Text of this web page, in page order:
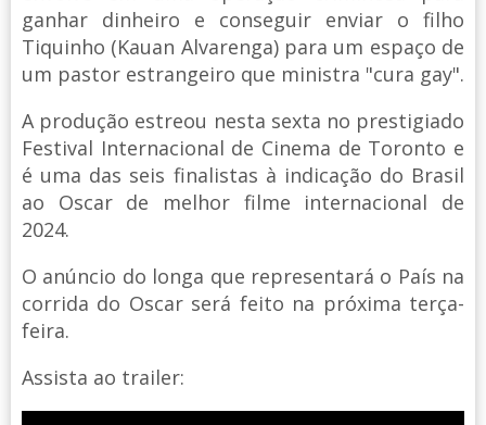
ganhar dinheiro e conseguir enviar o filho
Tiquinho (Kauan Alvarenga) para um espaço de
um pastor estrangeiro que ministra "cura gay".
A produção estreou nesta sexta no prestigiado
Festival Internacional de Cinema de Toronto e
é uma das seis finalistas à indicação do Brasil
ao Oscar de melhor filme internacional de
2024.
O anúncio do longa que representará o País na
corrida do Oscar será feito na próxima terça-
feira.
Assista ao trailer: